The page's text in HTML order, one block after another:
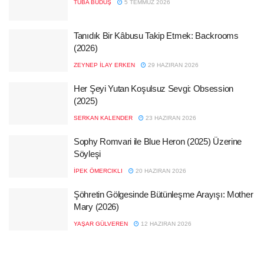
TUBA BÜDÜŞ 5 TEMMUZ 2026
Tanıdık Bir Kâbusu Takip Etmek: Backrooms
(2026)
ZEYNEP İLAY ERKEN 29 HAZIRAN 2026
Her Şeyi Yutan Koşulsuz Sevgi: Obsession
(2025)
SERKAN KALENDER 23 HAZIRAN 2026
Sophy Romvari ile Blue Heron (2025) Üzerine
Söyleşi
İPEK ÖMERCIKLI 20 HAZIRAN 2026
Şöhretin Gölgesinde Bütünleşme Arayışı: Mother
Mary (2026)
YAŞAR GÜLVEREN 12 HAZIRAN 2026